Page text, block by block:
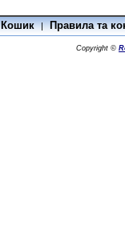
Кошик | Правила та
Copyright ©